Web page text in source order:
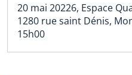
20 mai 20226, Espace
1280 rue saint Dénis,
15h00